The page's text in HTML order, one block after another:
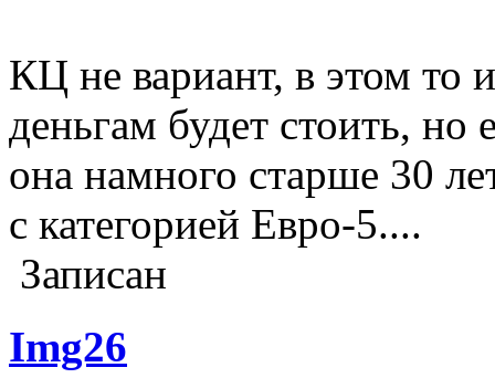
КЦ не вариант, в этом то
деньгам будет стоить,
она намного старше 30
с категорией Евро-5....
Записан
Img26